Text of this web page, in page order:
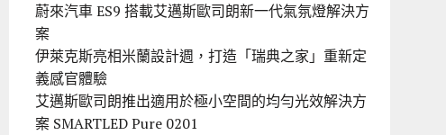
蔚來汽車 ES9 搭載艾邁斯歐司朗新一代氣氛燈解決方
案
伊萊克斯亮相米蘭設計週，打造「瑞典之家」重新定
義感官體驗
艾邁斯歐司朗推出適用於極小空間的均勻光效解決方
案 SMARTLED Pure 0201